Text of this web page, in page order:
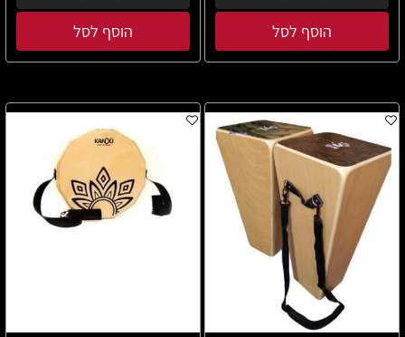
הוסף לסל הוסף לסל